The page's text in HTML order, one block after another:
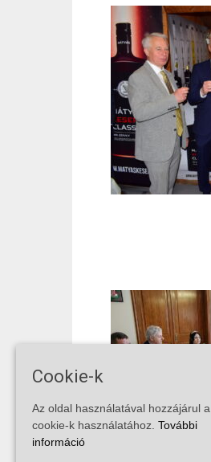
Cookie-k
Az oldal használatával hozzájárul a
cookie-k használatához. További
információ